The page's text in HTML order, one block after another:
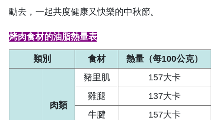
動去，一起共度健康又快樂的中秋節。
烤肉食材的油脂熱量表
類別 食材 熱量（每100公克）
肉類
豬里肌
157大卡
雞腿
137大卡
牛腱
157大卡